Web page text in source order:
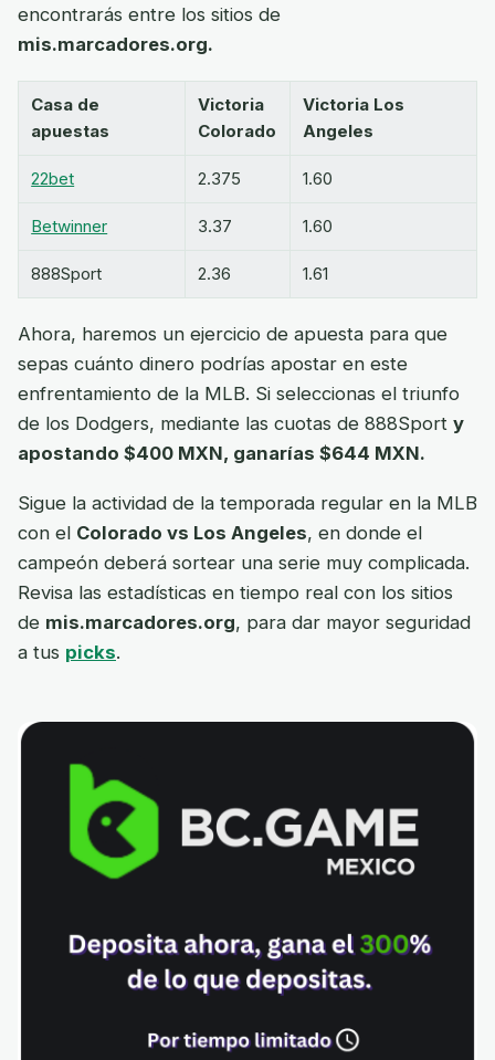
encontrarás entre los sitios de
mis.marcadores.org.
Casa de
apuestas
Victoria
Colorado
Victoria Los
Angeles
22bet 2.375 1.60
Betwinner 3.37 1.60
888Sport 2.36 1.61
Ahora, haremos un ejercicio de apuesta para que
sepas cuánto dinero podrías apostar en este
enfrentamiento de la MLB. Si seleccionas el triunfo
de los Dodgers, mediante las cuotas de 888Sport y
apostando $400 MXN, ganarías $644 MXN.
Sigue la actividad de la temporada regular en la MLB
con el Colorado vs Los Angeles, en donde el
campeón deberá sortear una serie muy complicada.
Revisa las estadísticas en tiempo real con los sitios
de mis.marcadores.org, para dar mayor seguridad
a tus picks.